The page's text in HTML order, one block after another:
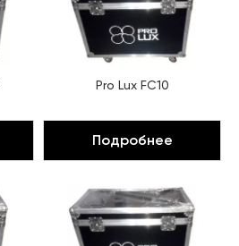
Pro Lux FC10
Подробнее